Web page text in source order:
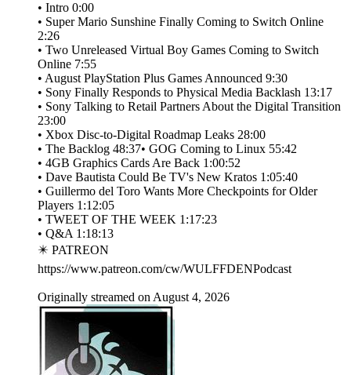
• Intro 0:00
• Super Mario Sunshine Finally Coming to Switch Online
2:26
• Two Unreleased Virtual Boy Games Coming to Switch
Online 7:55
• August PlayStation Plus Games Announced 9:30
• Sony Finally Responds to Physical Media Backlash 13:17
• Sony Talking to Retail Partners About the Digital Transition
23:00
• Xbox Disc-to-Digital Roadmap Leaks 28:00
• The Backlog 48:37• GOG Coming to Linux 55:42
• 4GB Graphics Cards Are Back 1:00:52
• Dave Bautista Could Be TV's New Kratos 1:05:40
• Guillermo del Toro Wants More Checkpoints for Older
Players 1:12:05
• TWEET OF THE WEEK 1:17:23
• Q&A 1:18:13
✴️ PATREON
https://www.patreon.com/cw/WULFFDENPodcast
Originally streamed on August 4, 2026